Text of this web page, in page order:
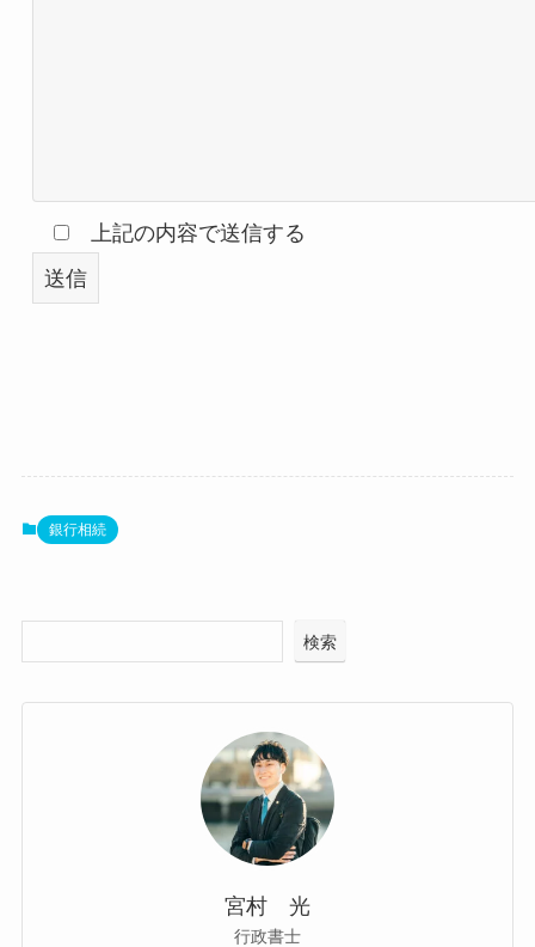
上記の内容で送信する
銀行相続
検索
宮村 光
行政書士